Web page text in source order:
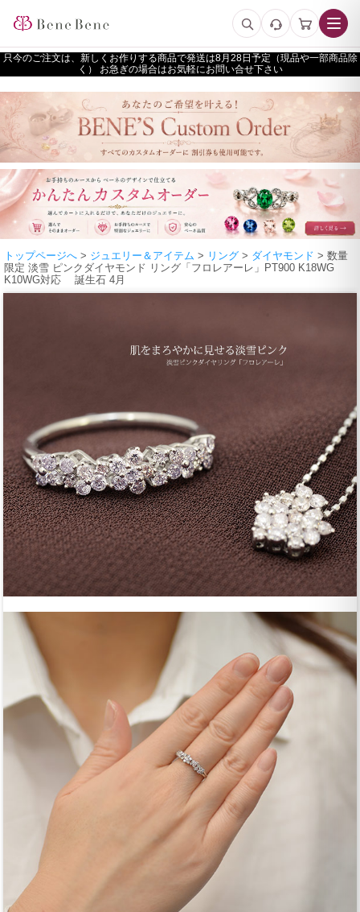
只今のご注文は、新しくお作りする商品で発送は
予定（現品や一部商品除
く） お急ぎの場合はお気軽にお問い合せ下さい
トップページへ > ジュエリー＆アイテム > リング > ダイヤモンド > 数量
限定 淡雪 ピンクダイヤモンド リング「フロレアーレ」PT900 K18WG
K10WG対応 誕生石 4月